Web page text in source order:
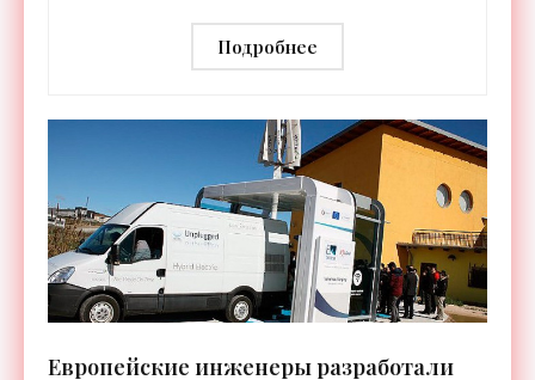
«Техника»
Подробнее
Европейские инженеры разработали